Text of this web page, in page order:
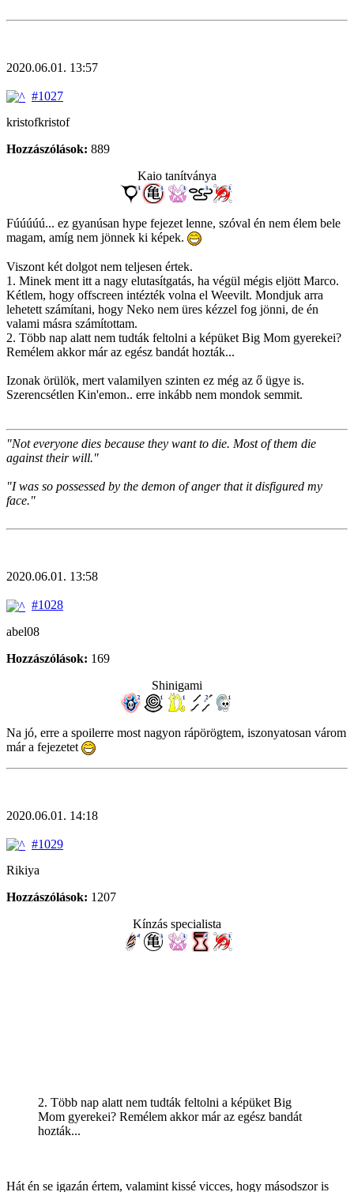
2020.06.01. 13:57
#1027
kristofkristof
Hozzászólások: 889
Kaio tanítványa
Fúúúúú... ez gyanúsan hype fejezet lenne, szóval én nem élem bele
magam, amíg nem jönnek ki képek.
Viszont két dolgot nem teljesen értek.
1. Minek ment itt a nagy elutasítgatás, ha végül mégis eljött Marco.
Kétlem, hogy offscreen intézték volna el Weevilt. Mondjuk arra
lehetett számítani, hogy Neko nem üres kézzel fog jönni, de én
valami másra számítottam.
2. Több nap alatt nem tudták feltolni a képüket Big Mom gyerekei?
Remélem akkor már az egész bandát hozták...
Izonak örülök, mert valamilyen szinten ez még az ő ügye is.
Szerencsétlen Kin'emon.. erre inkább nem mondok semmit.
"Not everyone dies because they want to die. Most of them die
against their will."
"I was so possessed by the demon of anger that it disfigured my
face."
2020.06.01. 13:58
#1028
abel08
Hozzászólások: 169
Shinigami
Na jó, erre a spoilerre most nagyon rápörögtem, iszonyatosan várom
már a fejezetet
2020.06.01. 14:18
#1029
Rikiya
Hozzászólások: 1207
Kínzás specialista
2. Több nap alatt nem tudták feltolni a képüket Big
Mom gyerekei? Remélem akkor már az egész bandát
hozták...
Hát én se igazán értem, valamint kissé vicces, hogy másodszor is